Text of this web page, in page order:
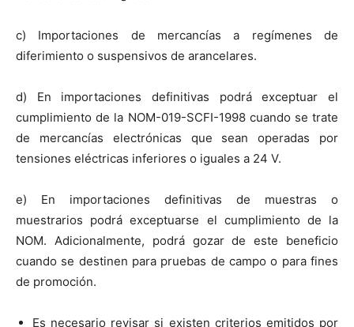
c) Importaciones de mercancías a regímenes de
diferimiento o suspensivos de arancelares.
d) En importaciones definitivas podrá exceptuar el
cumplimiento de la NOM-019-SCFI-1998 cuando se trate
de mercancías electrónicas que sean operadas por
tensiones eléctricas inferiores o iguales a 24 V.
e) En importaciones definitivas de muestras o
muestrarios podrá exceptuarse el cumplimiento de la
NOM. Adicionalmente, podrá gozar de este beneficio
cuando se destinen para pruebas de campo o para fines
de promoción.
Es necesario revisar si existen criterios emitidos por